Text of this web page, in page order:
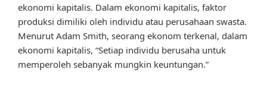
ekonomi kapitalis. Dalam ekonomi kapitalis, faktor
produksi dimiliki oleh individu atau perusahaan swasta.
Menurut Adam Smith, seorang ekonom terkenal, dalam
ekonomi kapitalis, “Setiap individu berusaha untuk
memperoleh sebanyak mungkin keuntungan.”